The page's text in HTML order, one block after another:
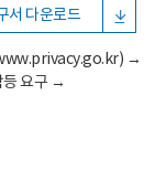
서 다운로드
→
등 요구 →